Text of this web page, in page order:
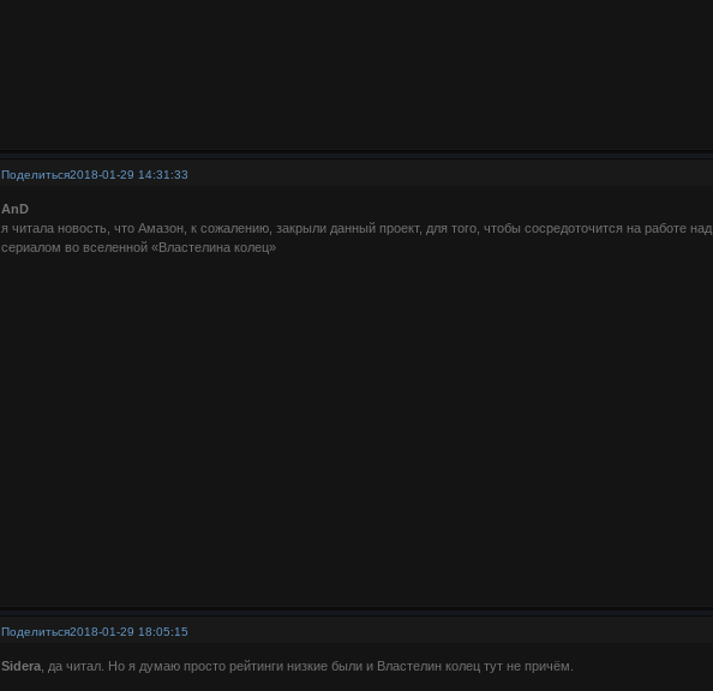
Поделиться2018-01-29 14:31:33
AnD
я читала новость, что Амазон, к сожалению, закрыли данный проект, для того, чтобы сосредоточится на работе над
сериалом во вселенной «Властелина колец»
Поделиться2018-01-29 18:05:15
Sidera, да читал. Но я думаю просто рейтинги низкие были и Властелин колец тут не причём.